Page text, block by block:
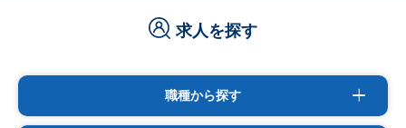
求人を探す
職種から探す